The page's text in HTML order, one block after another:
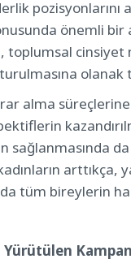
Adayların Rolü
Yürütülen
Parlamento
Seçimlerinde Başarı
önemli bir
cinsiyet
olanak
alma
sağlanmasında
arttıkça,
tüm bireylerin
Yürütülen